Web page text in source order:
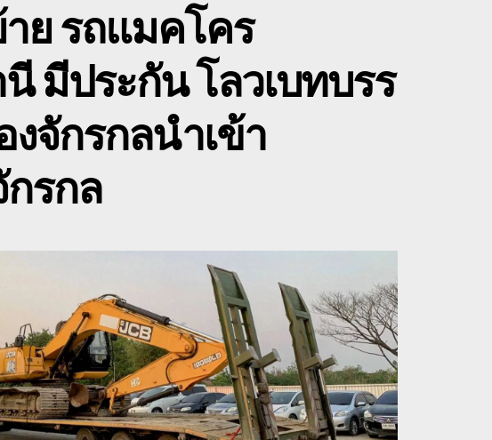
0800628488
ขุด
ย รถแมคโคร
มีประกัน โลวเบทบรร
งจักรกลนำเข้า
กรกล